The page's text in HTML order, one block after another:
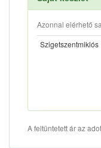
Azonnal elérhető
Szigetszentmiklós
A feltüntetett ár az